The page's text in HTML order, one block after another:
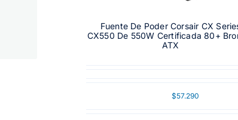
Fuente De Poder Corsair CX
CX550 De 550W Certificada 80+
ATX
$57.290